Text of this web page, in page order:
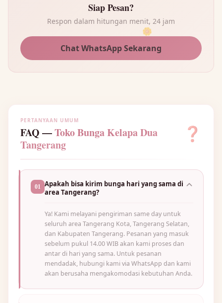
🌼
Siap Pesan?
Respon dalam hitungan menit, 24 jam
Chat WhatsApp Sekarang
PERTANYAAN UMUM
FAQ —Toko Bunga Kelapa Dua
Tangerang
❓
01
Apakah bisa kirim bunga hari yang sama di
area Tangerang?
Ya! Kami melayani pengiriman same day untuk
seluruh area Tangerang Kota, Tangerang Selatan,
dan Kabupaten Tangerang. Pesanan yang masuk
sebelum pukul 14.00 WIB akan kami proses dan
antar di hari yang sama. Untuk pesanan
mendadak, hubungi kami via WhatsApp dan kami
akan berusaha mengakomodasi kebutuhan Anda.